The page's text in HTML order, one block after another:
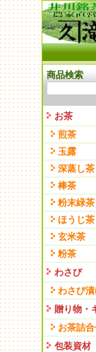
商品検索
お茶
煎茶
玉露
深蒸し茶
棒茶
粉末緑茶
ほうじ茶
玄米茶
粉茶
わさび
わさび
贈り物・
お茶詰
包装資材